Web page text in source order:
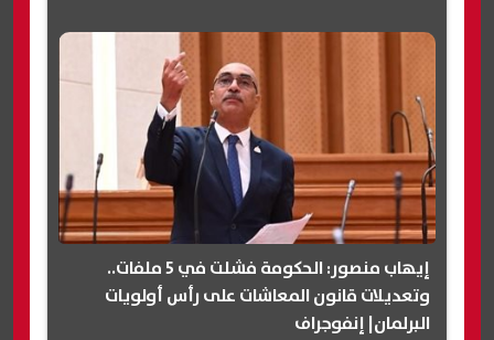
إيهاب منصور: الحكومة فشلت في 5 ملفات..
وتعديلات قانون المعاشات على رأس أولويات
البرلمان| إنفوجراف